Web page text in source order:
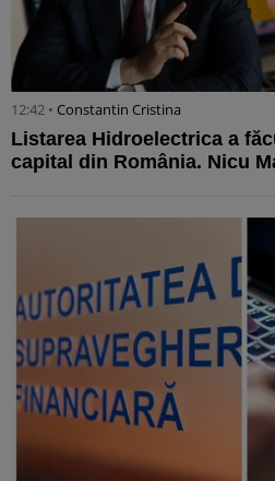
12:42 • Constantin Cristina
Listarea Hidroelectrica a
capital din România. Nicu